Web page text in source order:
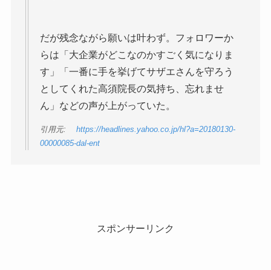
だが残念ながら願いは叶わず。フォロワーか
らは「大企業がどこなのかすごく気になりま
す」「一番に手を挙げてサザエさんを守ろう
としてくれた高須院長の気持ち、忘れませ
ん」などの声が上がっていた。
引用元:
https://headlines.yahoo.co.jp/hl?a=20180130-
00000085-dal-ent
スポンサーリンク